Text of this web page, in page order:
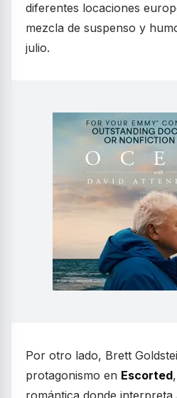
diferentes locaciones
mezcla de suspenso y
julio.
Por otro lado, Brett
protagonismo en Escorted
romántica donde interpreta